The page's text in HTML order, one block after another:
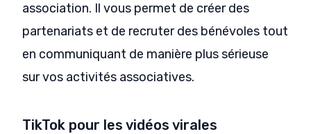
association. Il vous permet de créer des
partenariats et de recruter des bénévoles tout
en communiquant de manière plus sérieuse
sur vos activités associatives.
TikTok pour les vidéos virales